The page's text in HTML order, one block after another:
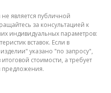
является публичной
за консультацией к
индивидуальных параметров:
вставок. Если в
указано "по запросу",
стоимости, а требует
предложения.